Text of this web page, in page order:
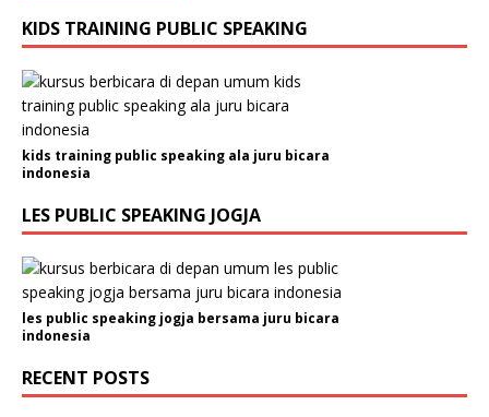
KIDS TRAINING PUBLIC SPEAKING
kids training public speaking ala juru bicara
indonesia
LES PUBLIC SPEAKING JOGJA
les public speaking jogja bersama juru bicara
indonesia
RECENT POSTS